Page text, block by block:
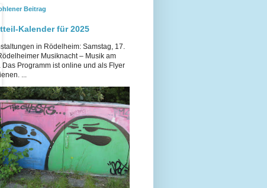
Beitrag
Kalender für 2025
in Rödelheim: Samstag, 17.
Musiknacht – Musik am
Das Programm ist online und als Flyer
...